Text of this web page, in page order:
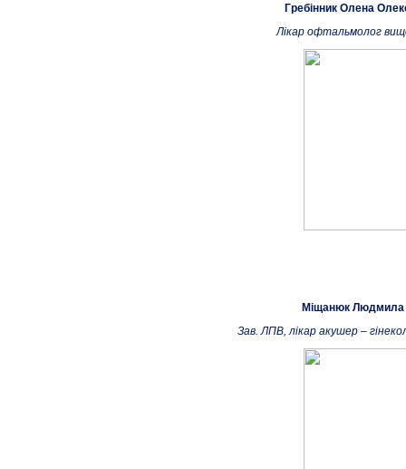
Гребінник Олена
Лікар офтальмолог
Міщанюк Людмила
Зав. ЛПВ, лікар акушер –